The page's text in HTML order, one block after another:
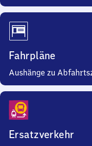
Fahrpläne
Aushänge zu
Ersatzverkehr